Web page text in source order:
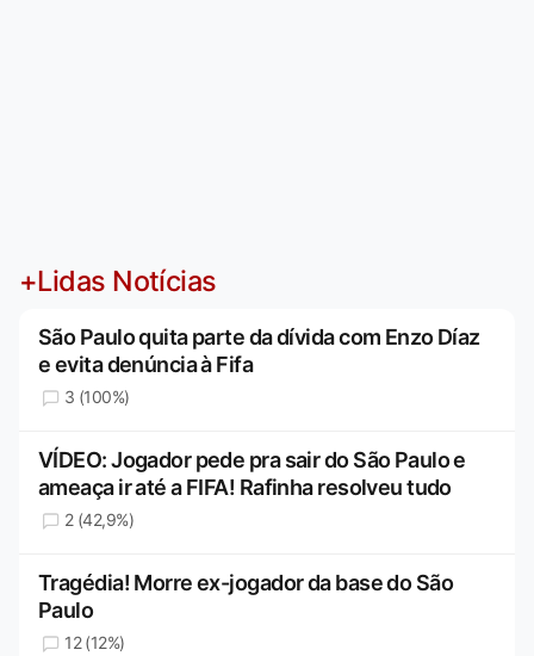
+Lidas Notícias
São Paulo quita parte da dívida com Enzo Díaz
e evita denúncia à Fifa
3 (100%)
VÍDEO: Jogador pede pra sair do São Paulo e
ameaça ir até a FIFA! Rafinha resolveu tudo
2 (42,9%)
Tragédia! Morre ex-jogador da base do São
Paulo
12 (12%)